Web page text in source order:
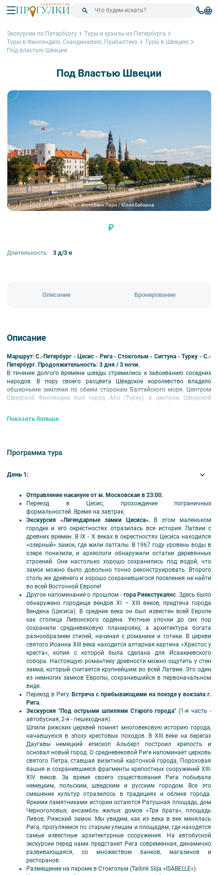
Экскурсии по Петербургу
Туры и круизы из Петербурга
Туры в Финляндию, Скандинавию, Прибалтику
Туры в Швецию
Под властью Швеции
Под Властью Швеции
Рига — Фотобанк Лори / Юлия Бабкина
₽
Длительность: 3 д/3 н
Описание Бронирование
Описание
Маршрут: С.-Петербург - Цесис - Рига - Стокгольм - Сигтуна - Турку - С.-
Петербург. Продолжительность: 3 дня / 3 ночи.
В течение долгого времени шведы стремились к завоеванию соседних
народов. В пору своего расцвета Шведское королевство владело
обширными землями по обеим сторонам Балтийского моря. Центром
Шведской Финляндии был город Або (Турку), а центром Шведской
немецкими рыцарями.
знакомство с удивительными историческими фактами из жизни
Показать больше
Программа тура
День 1:
Отправление накануне от м. Московская в 23:00.
Переезд в Цесис, прохождение пограничных
формальностей. Время на завтрак.
Экскурсия «Легендарные замки Цесиса». В этом маленьком
городке и его окрестностях отразилась вся история Латвии с
древних времен. В IX - X веках в окрестностях Цесиса находился
«озерный» замок, где жили латгалы. В 1967 году уровень воды в
озере понизили, и археологи обнаружили остатки деревянных
строений. Они настолько хорошо сохранились под водой, что
замок можно было довольно точно реконструировать. Второго
столь же древнего и хорошо сохранившегося поселения не найти
во всей Восточной Европе!
Другое напоминание о прошлом - гора Риекстукалнс. Здесь было
обнаружено городище вендов XI – XIII веков, предтеча города
Вендена (Цесиса). В средние века он был известен всей Европе
как столица Ливонского ордена. Уютные улочки до сих пор
сохранили средневековую планировку, а архитектура богата
разнообразием стилей, начиная с романики и готики. В церкви
святого Иоанна XIII века находится алтарная картина «Христос у
креста», копия с которой была сделана для Исаакиевского
собора. Настоящую романтику древности можно ощутить у стен
замка, который считается крупнейшим во всей Латвии. Это один
из немногих замков Европы, сохранившийся в первоначальном
виде.
Переезд в Ригу.Встреча с прибывающими на поезде у вокзала г.
Рига.
Экскурсия "Под острыми шпилями Старого города" (1-я часть -
автобусная, 2-я - пешеходная).
Шпили рижских церквей помнят многовековую историю города,
начавшуюся в эпоху крестовых походов. В XIII веке на берегах
Даугавы немецкий епископ Альберт построил крепость и
основал новый город. О средневековой Риге напоминает церковь
святого Петра, ставшая визитной карточкой города, Пороховая
башня и сохранившиеся фрагменты крепостных сооружений XIII-
XIV веков. За время своего существования Рига побывала
немецким, польским, шведским и русским городом. Все это
смешение культур отразилось в традициях и облике города.
Яркими памятниками истории остаются Ратушная площадь, дом
Черноголовых, ансамбль жилых домов «Три брата», площадь
Ливов, Рижский замок. Мы увидим, как из века в век менялась
Рига, прогуляемся по старым улицам и площадям, где находятся
самые известные архитектурные сооружения. На автобусной
экскурсии перед нами предстанет Рига современная, динамично
развивающаяся, со множеством банков, магазинов и
ресторанов.
Размещение на пароме в Стокгольм (Tallink Silja «ISABELLE»).